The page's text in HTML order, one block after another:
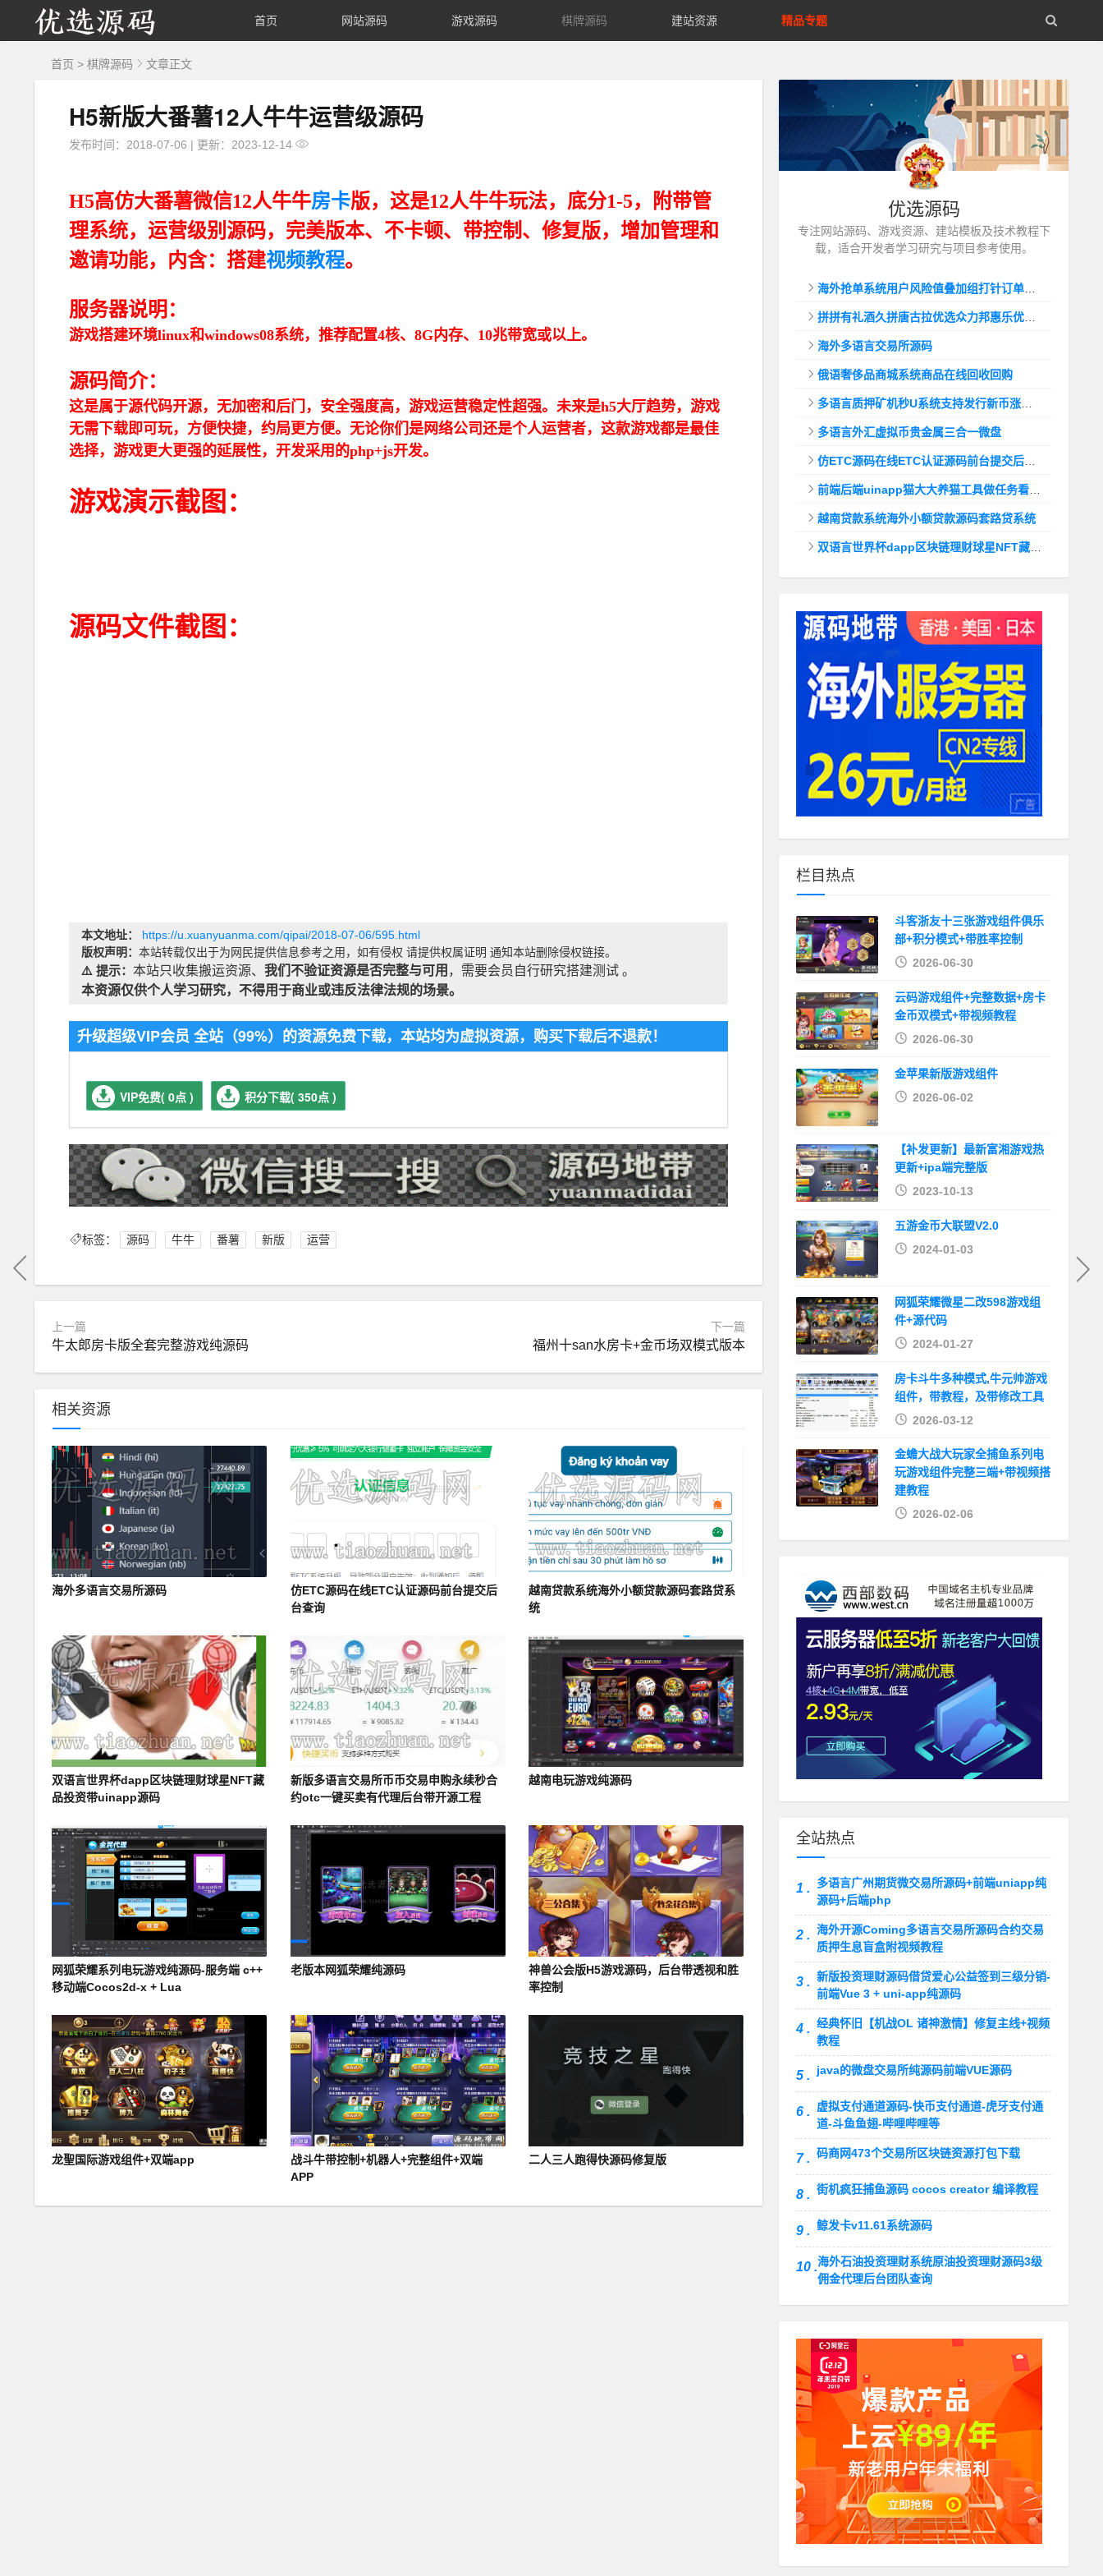
优 首页 网站源码 游戏源码 棋牌源码 建站资源 精品专题
首页 > 棋牌源码 文章正文
H5新版大番薯12人牛牛运营级源码
发布时间：2018-07-06 | 更新：2023-12-14
H5高仿大番薯微信12人牛牛房卡版，这是12人牛牛玩法，底分1-5，附带管
理系统，运营级别源码，完美版本、不卡顿、带控制、修复版，增加管理和
邀请功能，内含：搭建视频教程。
服务器说明：
游戏搭建环境linux和windows08系统，推荐配置4核、8G内存、10兆带宽或以上。
源码简介：
这是属于源代码开源，无加密和后门，安全强度高，游戏运营稳定性超强。未来是h5大厅趋势，游戏
无需下载即可玩，方便快捷，约局更方便。无论你们是网络公司还是个人运营者，这款游戏都是最佳
选择，游戏更大更强的延展性，开发采用的php+js开发。
游戏演示截图：
源码文件截图：
本文地址：
https://u.xuanyuanma.com/qipai/2018-07-06/595.html
版权声明： 本站转载仅出于为网民提供信息参考之用，如有侵权 请提供权属证明 通知本站删除侵权链接。
⚠️ 提示： 本站只收集搬运资源、 我们不验证资源是否完整与可用 ，需要会员自行研究搭建测试 。
本资源仅供个人学习研究，不得用于商业或违反法律法规的场景。
升级超级VIP会员 全站（99%）的资源免费下载，本站均为虚拟资源，购买下载后不退款！
VIP免费( 0点 ) 积分下载( 350点 )
标签： 源码 牛牛 番薯 新版 运营
上一篇
牛太郎房卡版全套完整游戏纯源码
下一篇
福州十san水房卡+金币场双模式版本
相关资源
海外多语言交易所源码
仿ETC源码在线ETC认证源码前台提交后
台查询
越南贷款系统海外小额贷款源码套路贷系
统
双语言世界杯dapp区块链理财球星NFT藏
品投资带uinapp源码
新版多语言交易所币币交易申购永续秒合
约otc一键买卖有代理后台带开源工程
越南电玩游戏纯源码
网狐荣耀系列电玩游戏纯源码-服务端 c++
移动端Cocos2d-x + Lua
老版本网狐荣耀纯源码
神兽公会版H5游戏源码，后台带透视和胜
率控制
龙聖国际游戏组件+双端app
战斗牛带控制+机器人+完整组件+双端
APP
二人三人跑得快源码修复版
优选源码
专注网站源码、游戏资源、建站模板及技术教程下
载，适合开发者学习研究与项目参考使用。
海外抢单系统用户风险值叠加组打针订单自动匹配系统
拼拼有礼酒久拼唐古拉优选众力邦惠乐优选养猪拼购拼团返利系统
海外多语言交易所源码
俄语奢侈品商城系统商品在线回收回购
多语言质押矿机秒U系统支持发行新币涨幅调控+代理后台
多语言外汇虚拟币贵金属三合一微盘
仿ETC源码在线ETC认证源码前台提交后台查询
前端后端uinapp猫大大养猫工具做任务看广告邀好友即可获得收益猫力合成游戏
越南贷款系统海外小额贷款源码套路贷系统
双语言世界杯dapp区块链理财球星NFT藏品投资带uinapp源码
栏目热点
斗客浙友十三张游戏组件俱乐
部+积分模式+带胜率控制
2026-06-30
云码游戏组件+完整数据+房卡
金币双模式+带视频教程
2026-06-30
金苹果新版游戏组件
2026-06-02
【补发更新】最新富湘游戏热
更新+ipa端完整版
2023-10-13
五游金币大联盟V2.0
2024-01-03
网狐荣耀微星二改598游戏组
件+源代码
2024-01-27
房卡斗牛多种模式,牛元帅游戏
组件，带教程，及带修改工具
2026-03-12
金蟾大战大玩家全捕鱼系列电
玩游戏组件完整三端+带视频搭
建教程
2026-02-06
全站热点
1 .
多语言广州期货微交易所源码+前端uniapp纯
源码+后端php
2 . 海外开源Coming多语言交易所源码合约交易
质押生息盲盒附视频教程
3 . 新版投资理财源码借贷爱心公益签到三级分销-
前端Vue 3 + uni-app纯源码
4 . 经典怀旧【机战OL 诸神激情】修复主线+视频
教程
5 . java的微盘交易所纯源码前端VUE源码
6 .
虚拟支付通道源码-快币支付通道-虎牙支付通
道-斗鱼鱼翅-哔哩哔哩等
7 . 码商网473个交易所区块链资源打包下载
8 . 街机疯狂捕鱼源码 cocos creator 编译教程
9 . 鲸发卡v11.61系统源码
10 .海外石油投资理财系统原油投资理财源码3级
佣金代理后台团队查询